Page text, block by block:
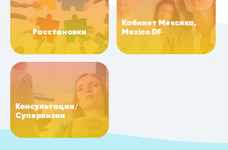
Расстановки
Кабинет Мексика,
Mexico DF
Консультации/
Супервизии